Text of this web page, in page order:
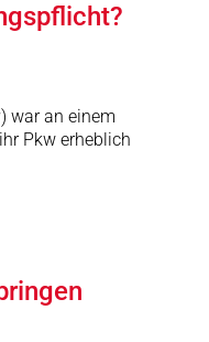
war an einem
Pkw erheblich